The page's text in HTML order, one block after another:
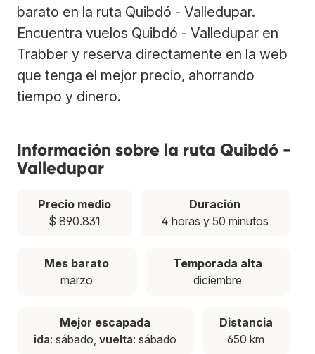
barato en la ruta Quibdó - Valledupar.
Encuentra vuelos Quibdó - Valledupar en
Trabber y reserva directamente en la web
que tenga el mejor precio, ahorrando
tiempo y dinero.
Información sobre la ruta Quibdó -
Valledupar
Precio medio
$ 890.831
Duración
4 horas y 50 minutos
Mes barato
marzo
Temporada alta
diciembre
Mejor escapada
ida: sábado,vuelta: sábado
Distancia
650 km